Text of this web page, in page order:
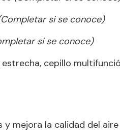
si se conoce)
si se conoce)
estrecha, cepillo
y mejora la calidad del